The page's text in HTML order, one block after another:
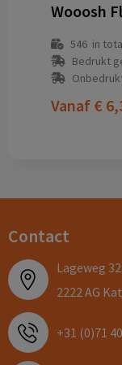
546in
Bedrukt
Vanaf €
Contact
Lageweg
2222 AG
+31 (0)71